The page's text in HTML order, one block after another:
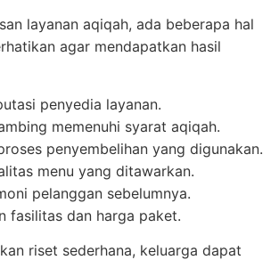
layanan aqiqah, ada beberapa hal
agar mendapatkan hasil
penyedia layanan.
memenuhi syarat aqiqah.
penyembelihan yang digunakan.
menu yang ditawarkan.
pelanggan sebelumnya.
fasilitas dan harga paket.
riset sederhana, keluarga dapat